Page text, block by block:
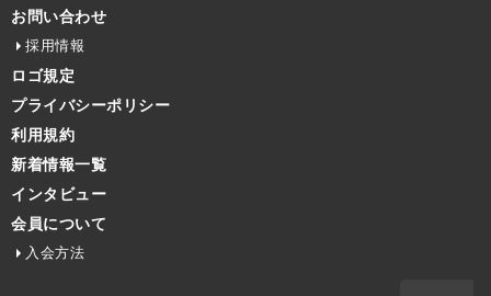
お問い合わせ
採用情報
ロゴ規定
プライバシーポリシー
利用規約
新着情報一覧
インタビュー
会員について
入会方法